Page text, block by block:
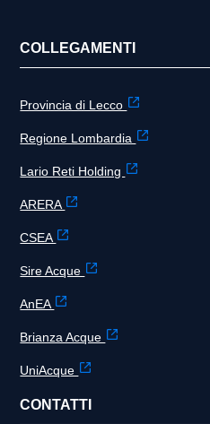
COLLEGAMENTI
Provincia di Lecco
Regione Lombardia
Lario Reti Holding
ARERA
CSEA
Sire Acque
AnEA
Brianza Acque
UniAcque
CONTATTI